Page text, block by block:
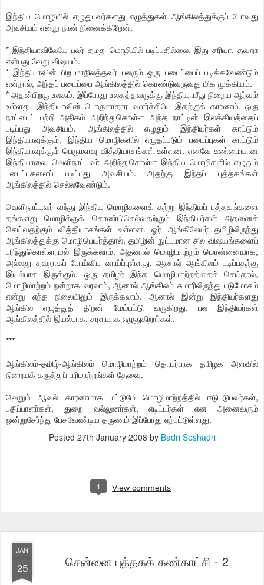
இந்திய மொழியில் எழுதுபவர்களது எழுத்துகள் ஆங்கிலத்துக்குப் போவது
அவசியம் என்று நான் நினைக்கிறேன்.
* இந்தியாவிலேயே பலர் தமது மொழியில் படிப்பதில்லை. இது சரியா, தவறா
என்பது வேறு விஷயம்.
* இந்தியாவின் பிற மாநிலத்தவர் பலரும் ஒரு படைப்பைப் படிக்கவேண்டும்
என்றால், அந்தப் படைப்பை ஆங்கிலத்தில் கொண்டுவருவது மிக முக்கியம்.
* அதன்பிறகு உலகம். இப்போது உலகத்தவருக்கு இந்தியாமீது நிறைய ஆர்வம்
உள்ளது. இந்தியாவின் பொருளாதார வளர்ச்சியே இதற்குக் காரணம். ஒரு
நாட்டைப் பற்றி அதிகம் அறிந்துகொள்ள அந்த நாட்டின் இலக்கியத்தைப்
படிப்பது அவசியம். ஆங்கிலத்தில் எழுதும் இந்தியர்கள் காட்டும்
இந்தியாவுக்கும், இந்திய மொழிகளில் எழுதப்படும் படைப்புகள் காட்டும்
இந்தியாவுக்கும் பெருமளவு வித்தியாசங்கள் உள்ளன. எனவே உண்மையான
இந்தியாவை வெளிநாட்டவர் அறிந்துகொள்ள இந்திய மொழிகளில் எழுதும்
படைப்புகளைப் படிப்பது அவசியம். அதற்கு இந்தப் புத்தகங்கள்
ஆங்கிலத்தில் செல்லவேண்டும்.
வெளிநாட்டவர் வந்து இந்திய மொழிகளைக் கற்று இந்தியப் புத்தகங்களை
தங்களது மொழிக்குக் கொண்டுசெல்வதற்கும் இந்தியர்கள் அதனைச்
செய்வதற்கும் வித்தியாசங்கள் உள்ளன. ஓர் ஆங்கிலேயர் தமிழிலிருந்து
ஆங்கிலத்துக்கு மொழிபெயர்த்தால், தமிழின் நுட்பமான சில விஷயங்களைப்
புரிந்துகொள்ளாமல் இருக்கலாம். அதனால் மொழிமாற்றம் மொன்னையாக,
அல்லது தவறாகப் போய்விட வாய்ப்புள்ளது. ஆனால் ஆங்கிலம் படிப்பதற்கு
இயல்பாக இருக்கும். ஒரு தமிழர் இந்த மொழிமாற்றத்தைச் செய்தால்,
மொழிமாற்றம் நன்றாக வரலாம், ஆனால் ஆங்கிலம் சுமாரிலிருந்து படுமோசம்
என்று எந்த நிலையிலும் இருக்கலாம். ஆனால் இன்று இந்தியர்களது
ஆங்கில எழுத்துத் திறன் மேம்பட்டு வருகிறது. பல இந்தியர்கள்
ஆங்கிலத்தில் இயல்பாக, சரளமாக எழுதுகிறார்கள்.
***
ஆங்கிலம்-தமிழ்-ஆங்கிலம் மொழிமாற்றம் தொடர்பாக தமிழக அளவில்
நிறையக் கருத்துப் பரிமாற்றங்கள் தேவை.
வெறும் ஆவல் காரணமாக மட்டுமே மொழிமாற்றத்தில் ஈடுபடுபவர்கள்,
பதிப்பாளர்கள், துறை வல்லுனர்கள், எடிட்டர்கள் என அனைவரும்
ஒன்றுசேர்ந்து பேசவேண்டிய தருணம் இப்போது ஏற்பட்டுள்ளது.
Posted 27th January 2008 by Badri Seshadri
1 View comments
JAN
25 சென்னை புத்தகக் கண்காட்சி - 2